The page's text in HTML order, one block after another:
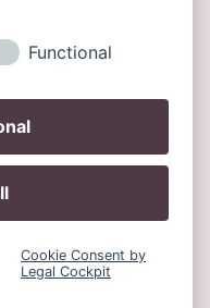
Alle Rechte
Functional
Cookie Consent by
Legal Cockpit